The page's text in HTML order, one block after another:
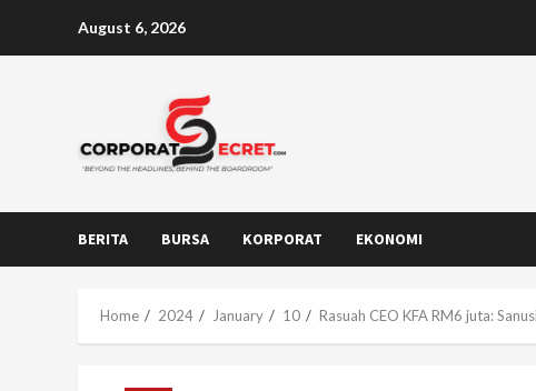
August 6, 2026
BERITA BURSA KORPORAT EKONOMI
Home 2024 January 10 Rasuah CEO KFA RM6 juta: